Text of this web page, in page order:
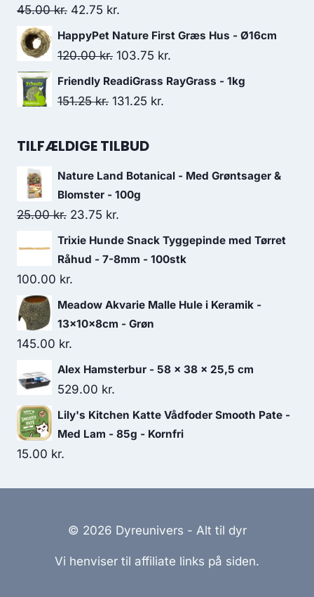
var:
115.00 kr..100.00 kr..
45.00kr. Den
oprindelige
pris
45.00 kr..
42.75 kr.
aktuelle
pris
42.75 kr..
HappyPet Nature First Græs Hus - Ø16cm
120.00kr. Den
oprindelige
pris
120.00 kr..
103.75 kr.
aktuelle
Friendly ReadiGrass RayGrass - 1kg
151.25kr. Den
pris
151.25 kr..
131.25 kr.
131.25 kr..
TILFÆLDIGE TILBUD
Nature Land Botanical - Med Grøntsager &
Blomster - 100g
25.00kr. Den
oprindelige
pris
var:
25.00 kr..
23.75 kr.
aktuelle
pris
23.75 kr..
Trixie Hunde Snack Tyggepinde med Tørret
Råhud - 7-8mm - 100stk
100.00 kr.
Meadow Akvarie Malle Hule i Keramik -
13x10x8cm - Grøn
145.00 kr.
Alex Hamsterbur - 58 x 38 x 25,5 cm
529.00 kr.
Lily's Kitchen Katte Vådfoder Smooth Pate -
Med Lam - 85g - Kornfri
15.00 kr.
© 2026 Dyreunivers - Alt til dyr
Vi henviser til affiliate links på siden.